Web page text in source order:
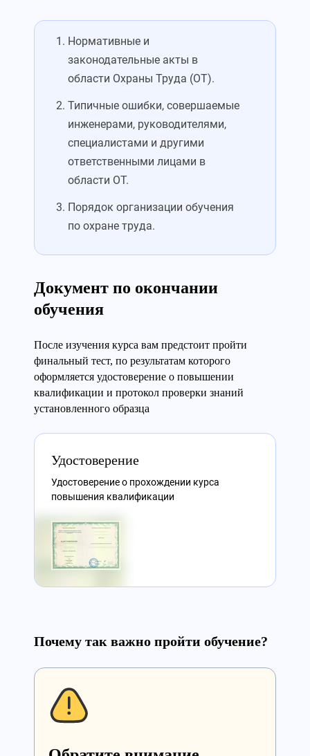
Нормативные и
законодательные акты в
области Охраны Труда (ОТ).
Типичные ошибки, совершаемые
инженерами, руководителями,
специалистами и другими
ответственными лицами в
области ОТ.
Порядок организации обучения
по охране труда.
Документ по окончании
обучения
После изучения курса вам предстоит пройти
финальный тест, по результатам которого
оформляется удостоверение о повышении
квалификации и протокол проверки знаний
установленного образца
Удостоверение
Удостоверение о прохождении курса
повышения квалификации
Почему так важно пройти обучение?